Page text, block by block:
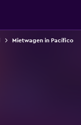
Mietwagen in Pacífico